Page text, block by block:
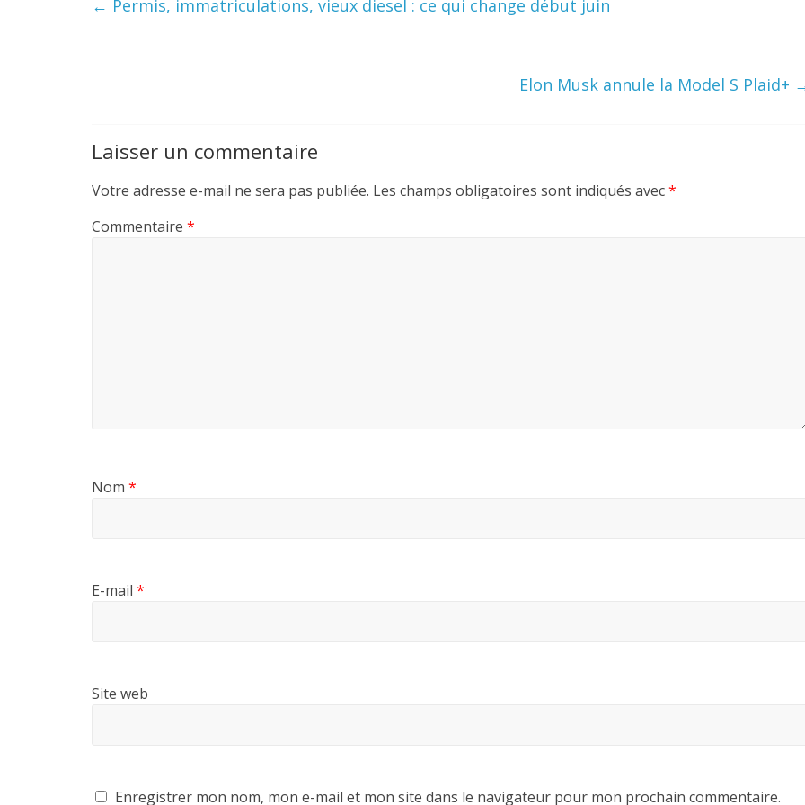
← Permis, immatriculations, vieux diesel : ce qui change début juin
Elon Musk annule la Model S Plaid+
Laisser un commentaire
Votre adresse e-mail ne sera pas publiée. Les champs obligatoires sont indiqués avec*
Commentaire *
Nom *
E-mail *
Site web
Enregistrer mon nom, mon e-mail et mon site dans le navigateur pour mon prochain commentaire.